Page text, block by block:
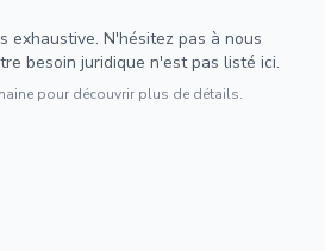
exhaustive. N'hésitez pas à nous
besoin juridique n'est pas listé ici.
pour découvrir plus de détails.